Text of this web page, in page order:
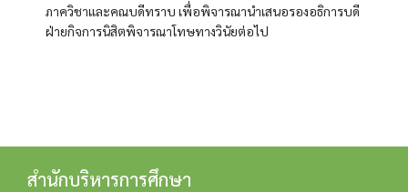
ภาควิชาและคณบดีทราบ เพื่อพิจารณานําเสนอรองอธิการบดี
ฝ่ายกิจการนิสิตพิจารณาโทษทางวินัยต่อไป
สำนักบริหารการศึกษา